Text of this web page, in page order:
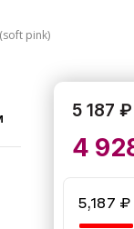
pink)
5 187 ₽
4
5,187 ₽